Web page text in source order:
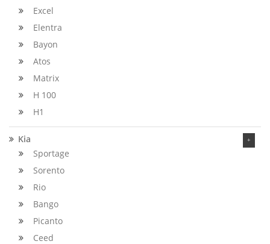
Excel
Elentra
Bayon
Atos
Matrix
H 100
H1
Kia
Sportage
Sorento
Rio
Bango
Picanto
Ceed